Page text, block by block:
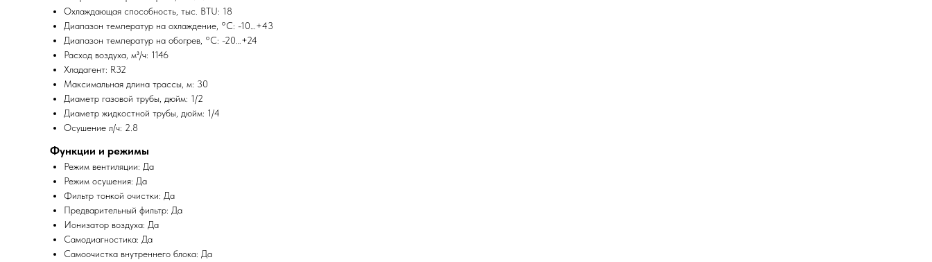
Охлаждающая способность, тыс. BTU: 18
Диапазон температур на охлаждение, °C: -10…+43
Диапазон температур на обогрев, °C: -20…+24
Расход воздуха, м³/ч: 1146
Хладагент: R32
Максимальная длина трассы, м: 30
Диаметр газовой трубы, дюйм: 1/2
Диаметр жидкостной трубы, дюйм: 1/4
Осушение л/ч: 2.8
Функции и режимы
Режим вентиляции: Да
Режим осушения: Да
Фильтр тонкой очистки: Да
Предварительный фильтр: Да
Ионизатор воздуха: Да
Самодиагностика: Да
Самоочистка внутреннего блока: Да